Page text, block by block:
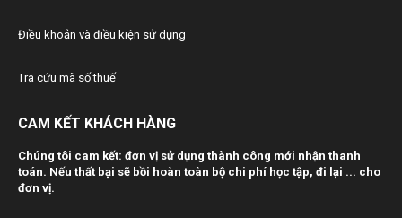
đảm
Quy định mức thu, nộp phí, lệ phí trong lĩnh vực hàng không
Quy định mức thu, nộp phí đăng ký (xác nhận) sử dụng mã số
mã vạch nước ngoài và lệ phí sở hữu công nghiệp
44/2020/TT-BTC
Quy định mức thu, nộp phí thẩm định kỉnh doanh hàng hoá, dịch
vụ hạn chế kinh doanh; hàng hoá, dịch vụ kinh doanh có đỉều
Điều khoản và điều kiện sử dụng
Tra cứu mã số thuế
CAM KẾT KHÁCH HÀNG
Chúng tôi cam kết: đơn vị sử dụng thành công mới nhận thanh
toán. Nếu thất bại sẽ bồi hoàn toàn bộ chi phí học tập, đi lại ... cho
đơn vị.